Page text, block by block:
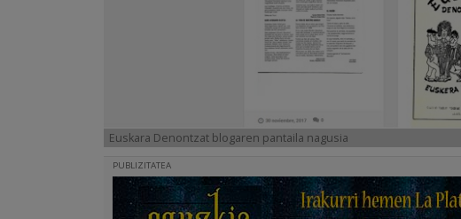
Euskara Denontzat blogaren pantaila nagusia
PUBLIZITATEA